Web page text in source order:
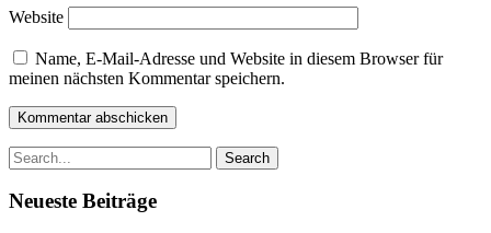
Website
Name, E-Mail-Adresse und Website in diesem Browser für
meinen nächsten Kommentar speichern.
Search
for:
Neueste Beiträge